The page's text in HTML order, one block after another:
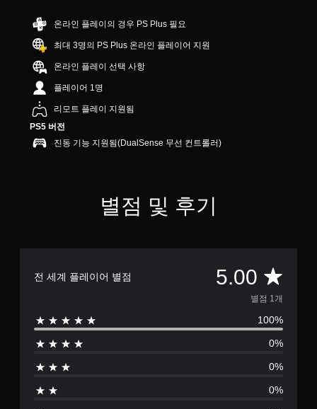
개
별
온라인 플레이의 경우 PS Plus 필요
최대 3명의 PS Plus 온라인 플레이어 지원
온라인 플레이 선택 사항
플레이어 1명
리모트 플레이 지원됨
PS5 버전
진동 기능 지원됨(DualSense 무선 컨트롤러)
별점 및 후기
전 세계 플레이어 별점 5.00 총
1
별
점
별점 1개
100%
0%
0%
0%